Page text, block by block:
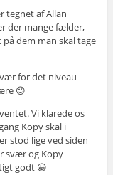
tegnet af Allan
der mange fælder,
dem man skal tage
for det niveau
😉
Vi klarede os
Kopy skal i
stod lige ved siden
svær og Kopy
godt 😀